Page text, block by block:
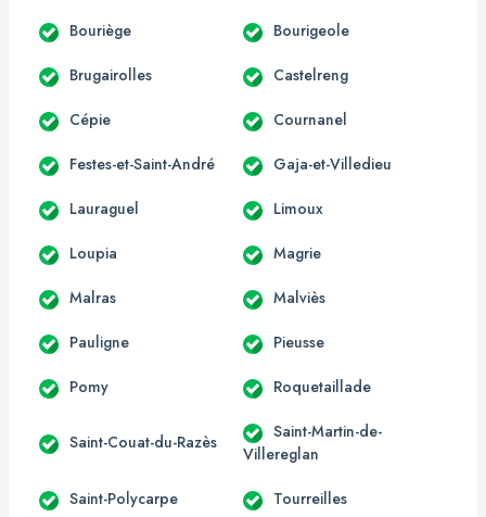
Bouriège Bourigeole
Brugairolles Castelreng
Cépie Cournanel
Festes-et-Saint-André Gaja-et-Villedieu
Lauraguel Limoux
Loupia Magrie
Malras Malviès
Pauligne Pieusse
Pomy Roquetaillade
Saint-Couat-du-Razès
Saint-Martin-de-
Villereglan
Saint-Polycarpe Tourreilles